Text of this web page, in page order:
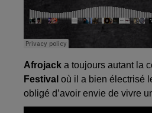
Afrojack a toujours autant la
Festival où il a bien électrisé
obligé d’avoir envie de vivre